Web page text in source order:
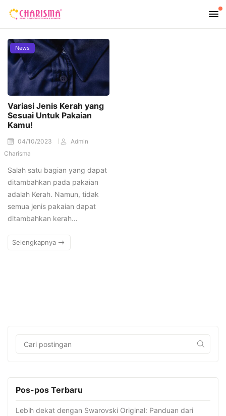
News
Variasi Jenis Kerah yang
Sesuai Untuk Pakaian
Kamu!
04/10/2023
Admin
Charisma
Salah satu bagian yang dapat
ditambahkan pada pakaian
adalah Kerah. Namun, tidak
semua jenis pakaian dapat
ditambahkan kerah…
Selengkapnya
Pos-pos Terbaru
Lebih dekat dengan Swarovski Original: Panduan dari